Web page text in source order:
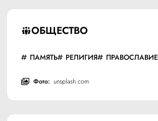
ОБЩЕСТВО
ПАМЯТЬ РЕЛИГИЯ ПРАВОСЛАВИЕ
Фото: unsplash.com